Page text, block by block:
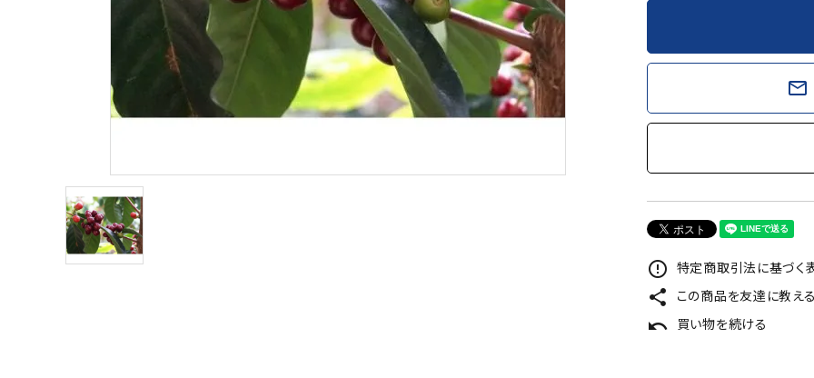
mail_outline
error_outline 特定商取引法に基づく
share この商品を友達に教える
undo 買い物を続ける